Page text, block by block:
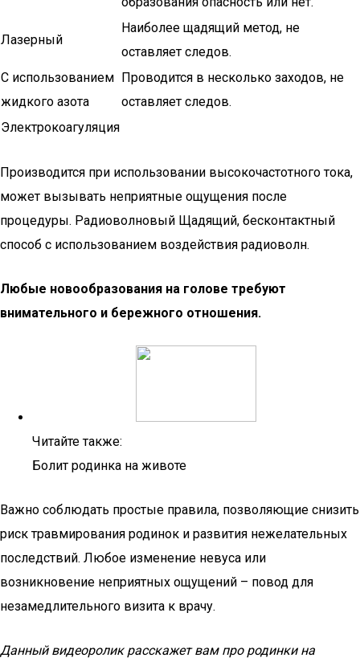
Лазерный
Наиболее щадящий метод, не
оставляет следов.
С использованием
жидкого азота
Проводится в несколько заходов, не
оставляет следов.
Электрокоагуляция
Производится при использовании высокочастотного тока,
может вызывать неприятные ощущения после
процедуры. Радиоволновый Щадящий, бесконтактный
способ с использованием воздействия радиоволн.
Любые новообразования на голове требуют
внимательного и бережного отношения.
Читайте также:
Болит родинка на животе
Важно соблюдать простые правила, позволяющие снизить
риск травмирования родинок и развития нежелательных
последствий. Любое изменение невуса или
возникновение неприятных ощущений – повод для
незамедлительного визита к врачу.
Данный видеоролик расскажет вам про родинки на